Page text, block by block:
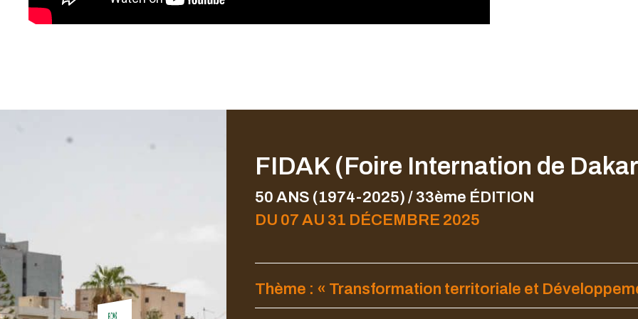
FIDAK (Foire Internation de
50 ANS (1974-2025) / 33ème ÉDITION
DU 07 AU 31 DÉCEMBRE 2025
Thème : « Transformation territoriale et